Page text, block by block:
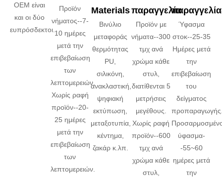
OEM είναι
και οι δύο
ευπρόσδεκτοι.
Προϊόν
νήματος--7-
10 ημέρες
μετά την
επιβεβαίωση
των
λεπτομερειών.
Χωρίς ραφή
προϊόν--20-
25 ημέρες
μετά την
επιβεβαίωση
των
λεπτομερειών.
Materials
Βινύλιο
μεταφοράς
θερμότητας
PU,
σιλικόνη,
ανακλαστική,
ψηφιακή
εκτύπωση,
μεταξοτυπία,
κέντημα,
ζακάρ κ.λπ.
παραγγελία
Προϊόν με
νήματα--300
τμχ ανά
χρώμα κάθε
στυλ,
διατίθενται 5
μετρήσεις
μεγέθους.
Χωρίς ραφή
προϊόν--600
τμχ ανά
χρώμα κάθε
στυλ,
Ύφασμα
στοκ--25-35
Ημέρες μετά
την
επιβεβαίωση
του
δείγματος
ύφασμα-
-55~60
ημέρες μετά
την